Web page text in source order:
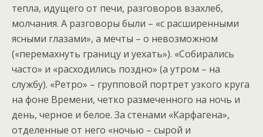
тепла, идущего от печи, разговоров взахлеб,
молчания. А разговоры были – «с расширенными
ясными глазами», а мечты – о невозможном
(«перемахнуть границу и уехать»). «Собирались
часто» и «расходились поздно» (а утром – на
службу). «Ретро» – групповой портрет узкого круга
на фоне Времени, четко размеченного на ночь и
день, черное и белое. За стенами «Карфагена»,
отделенные от него «ночью – сырой и